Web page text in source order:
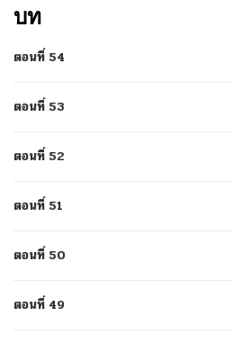
บท
ตอนที่ 54
ตอนที่ 53
ตอนที่ 52
ตอนที่ 51
ตอนที่ 50
ตอนที่ 49